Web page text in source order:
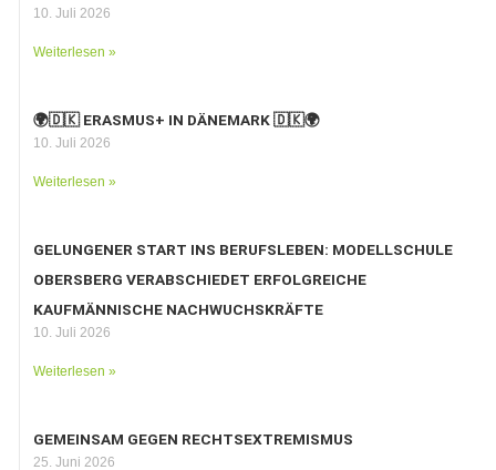
10. Juli 2026
Weiterlesen »
🌍🇩🇰 ERASMUS+ IN DÄNEMARK 🇩🇰🌍
10. Juli 2026
Weiterlesen »
GELUNGENER START INS BERUFSLEBEN: MODELLSCHULE
OBERSBERG VERABSCHIEDET ERFOLGREICHE
KAUFMÄNNISCHE NACHWUCHSKRÄFTE
10. Juli 2026
Weiterlesen »
GEMEINSAM GEGEN RECHTSEXTREMISMUS
25. Juni 2026